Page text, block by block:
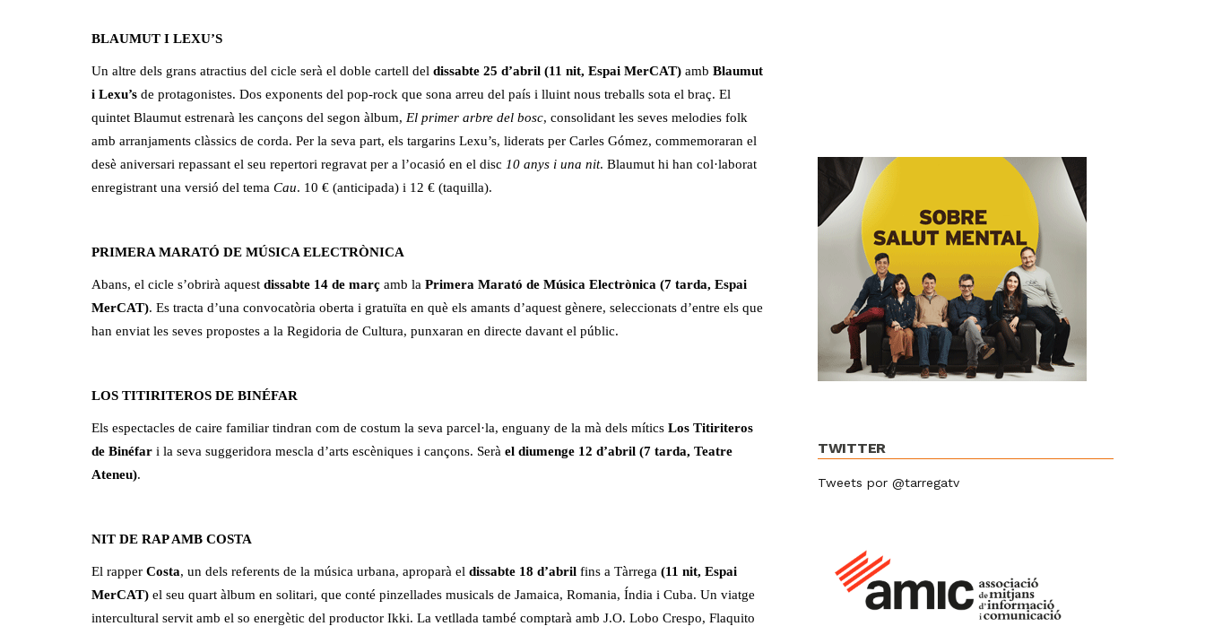
BLAUMUT I LEXU’S
Un altre dels grans atractius del cicle serà el doble cartell del dissabte 25 d’abril (11 nit, Espai MerCAT) amb Blaumut
i Lexu’s de protagonistes. Dos exponents del pop-rock que sona arreu del país i lluint nous treballs sota el braç. El
quintet Blaumut estrenarà les cançons del segon àlbum, El primer arbre del bosc, consolidant les seves melodies folk
amb arranjaments clàssics de corda. Per la seva part, els targarins Lexu’s, liderats per Carles Gómez, commemoraran el
desè aniversari repassant el seu repertori regravat per a l’ocasió en el disc 10 anys i una nit. Blaumut hi han col·laborat
enregistrant una versió del tema Cau. 10 € (anticipada) i 12 € (taquilla).
PRIMERA MARATÓ DE MÚSICA ELECTRÒNICA
Abans, el cicle s’obrirà aquest dissabte 14 de març amb la Primera Marató de Música Electrònica (7 tarda, Espai
MerCAT). Es tracta d’una convocatòria oberta i gratuïta en què els amants d’aquest gènere, seleccionats d’entre els que
han enviat les seves propostes a la Regidoria de Cultura, punxaran en directe davant el públic.
LOS TITIRITEROS DE BINÉFAR
Els espectacles de caire familiar tindran com de costum la seva parcel·la, enguany de la mà dels mítics Los Titiriteros
de Binéfar i la seva suggeridora mescla d’arts escèniques i cançons. Serà el diumenge 12 d’abril (7 tarda, Teatre
Ateneu).
NIT DE RAP AMB COSTA
El rapper Costa, un dels referents de la música urbana, aproparà el dissabte 18 d’abril fins a Tàrrega (11 nit, Espai
MerCAT) el seu quart àlbum en solitari, que conté pinzellades musicals de Jamaica, Romania, Índia i Cuba. Un viatge
intercultural servit amb el so energètic del productor Ikki. La vetllada també comptarà amb J.O. Lobo Crespo, Flaquito
TWITTER
Tweets por @tarregatv